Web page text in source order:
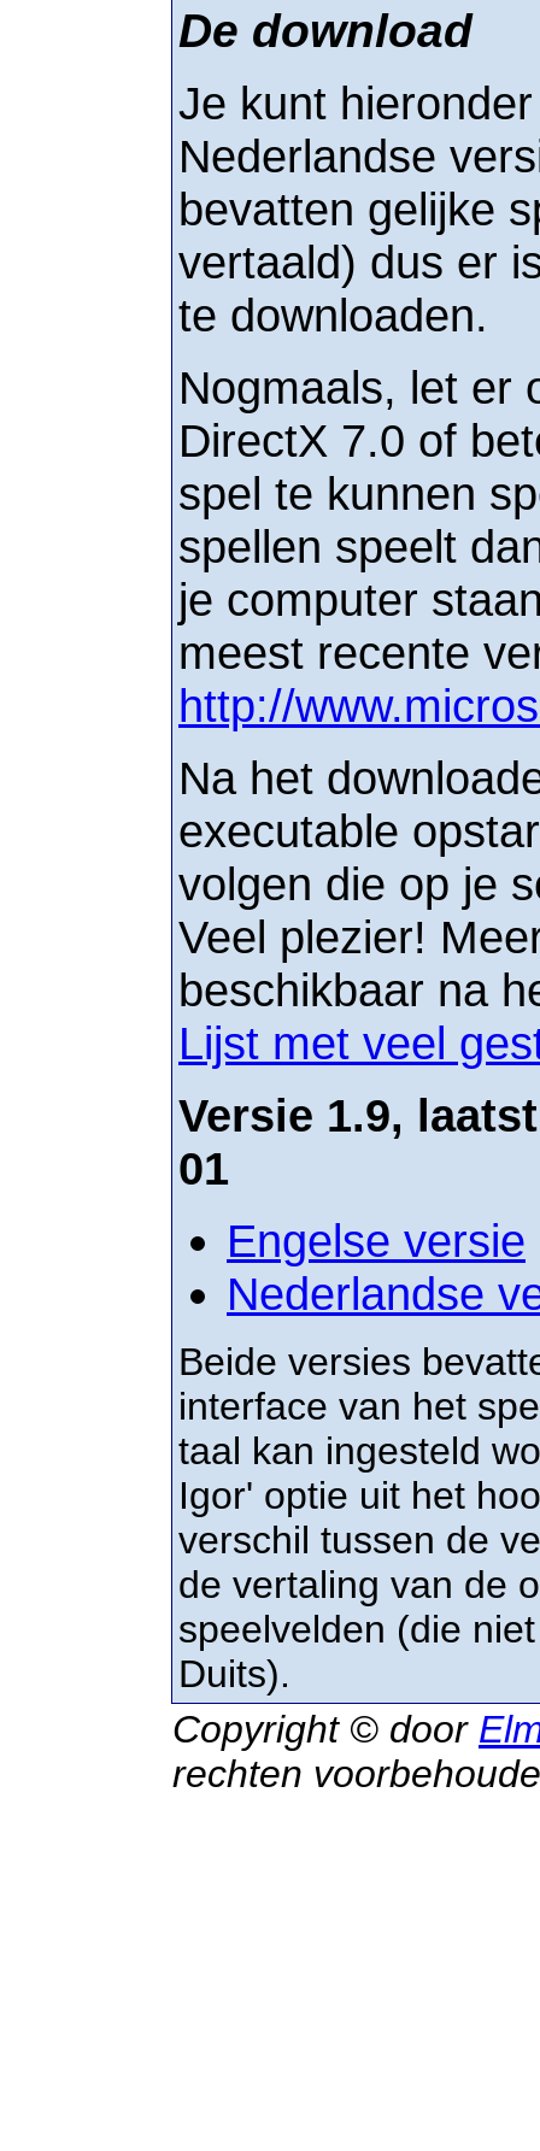
De download
Je kunt
Nederlandse
bevatten gelijke
vertaald) dus er
te downloaden.
Nogmaals, let er
DirectX 7.0 of
spel te kunnen
spellen speelt
je computer
meest recente
http://
Na het
executable
volgen die op je
Veel plezier!
beschikbaar na
Lijst met veel
Versie 1.9,
01
Engelse versie
Nederlandse
Beide versies
interface van het
taal kan ingesteld
Igor' optie uit het
verschil tussen de
de vertaling van de
speelvelden (die
Duits).
Copyright © door
rechten